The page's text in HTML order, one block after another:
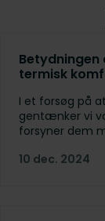
termisk
I et forsøg på
gentænker vi
forsyner dem
10 dec. 2024